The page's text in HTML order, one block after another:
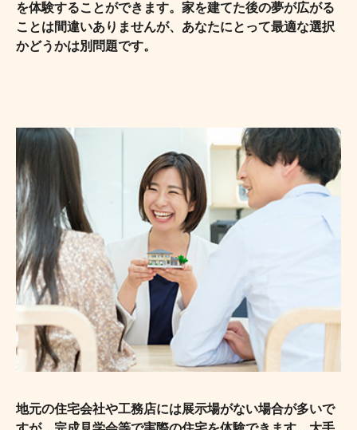
を体験することができます。家を建てた後の夢が広がる
ことは間違いありませんが、あなたにとって最適な選択
かどうかは別問題です。
地元の住宅会社や工務店には展示場がない場合が多いで